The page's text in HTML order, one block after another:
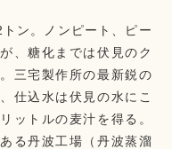
ン。ノンピート、ピー
、糖化までは伏見のク
三宅製作所の最新鋭の
仕込水は伏見の水にこ
ットルの麦汁を得る。
る丹波工場（丹波蒸溜